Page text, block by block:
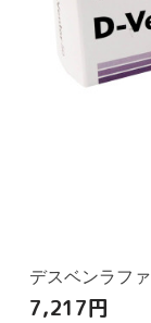
デスベンラフ
7,217円